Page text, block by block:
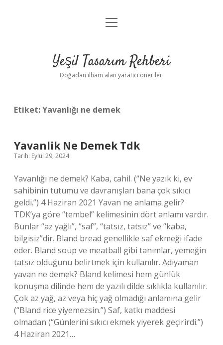
Anasayfa
Yasal Uyarı
menüyü
Yeşil Tasarım Rehberi
Doğadan ilham alan yaratıcı öneriler!
Etiket:Yavanlığı ne demek
Yavanlik Ne Demek Tdk
Tarih: Eylül 29, 2024
Yavanlığı ne demek? Kaba, cahil. (“Ne yazık ki, ev
sahibinin tutumu ve davranışları bana çok sıkıcı
geldi.”) 4 Haziran 2021 Yavan ne anlama gelir?
TDK’ya göre “tembel” kelimesinin dört anlamı vardır.
Bunlar “az yağlı”, “saf”, “tatsız, tatsız” ve “kaba,
bilgisiz”dir. Bland bread genellikle saf ekmeği ifade
eder. Bland soup ve meatball gibi tanımlar, yemeğin
tatsız olduğunu belirtmek için kullanılır. Adıyaman
yavan ne demek? Bland kelimesi hem günlük
konuşma dilinde hem de yazılı dilde sıklıkla kullanılır.
Çok az yağ, az veya hiç yağ olmadığı anlamına gelir
(“Bland rice yiyemezsin.”) Saf, katkı maddesi
olmadan (“Günlerini sıkıcı ekmek yiyerek geçirirdi.”)
4 Haziran 2021…